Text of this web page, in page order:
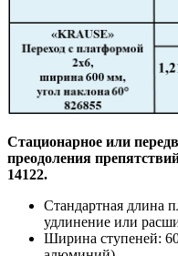
Стационарное или
преодоления
14122.
Стандартная длина
удлинение или
Ширина ступеней: